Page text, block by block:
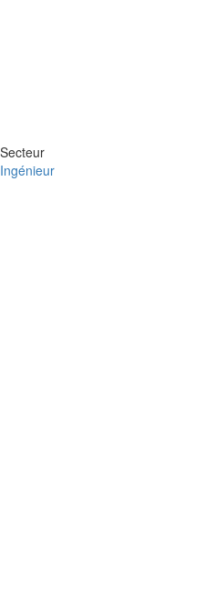
Secteur
Ingénieur